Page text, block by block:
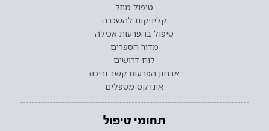
טיפול מוזל
קליניקות להשכרה
טיפול בהפרעות אכילה
מדור הספרים
לוח דרושים
אבחון הפרעות קשב וריכוז
אינדקס מטפלים
תחומי טיפול